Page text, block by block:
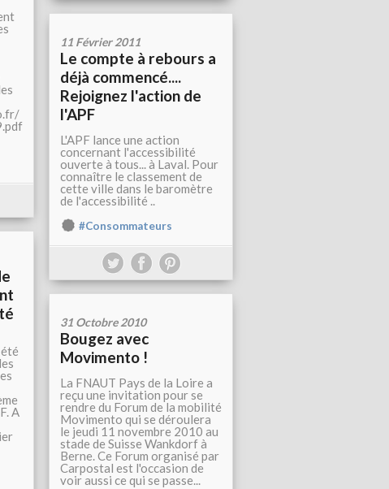
11 Février 2011
Le compte à rebours a
déjà commencé....
Rejoignez l'action de
l'APF
L'APF lance une action
concernant l'accessibilité
ouverte à tous... à Laval. Pour
connaître le classement de
cette ville dans le baromètre
de l'accessibilité ..
#Consommateurs
A
31 Octobre 2010
Bougez avec
Movimento !
La FNAUT Pays de la Loire a
reçu une invitation pour se
rendre du Forum de la mobilité
Movimento qui se déroulera
le jeudi 11 novembre 2010 au
stade de Suisse Wankdorf à
Berne. Ce Forum organisé par
Carpostal est l'occasion de
voir aussi ce qui se passe...